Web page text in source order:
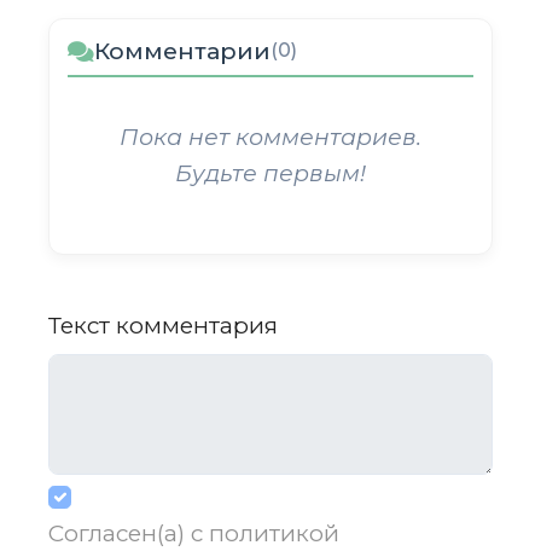
Комментарии (0)
Пока нет комментариев.
Будьте первым!
Текст комментария
Согласен(а) с политикой